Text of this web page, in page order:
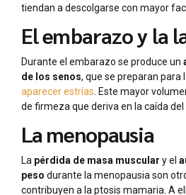
tiendan a descolgarse con mayor
El embarazo y la
Durante el embarazo se produce un
de los senos, que se preparan para
aparecer estrías . Este mayor
de firmeza que deriva en la caída del
La menopausia
La pérdida de masa muscular y el
peso durante la menopausia son
contribuyen a la ptosis mamaria. A